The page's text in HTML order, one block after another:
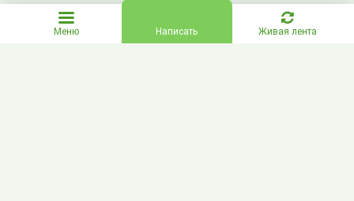
Меню Написать Живая лента